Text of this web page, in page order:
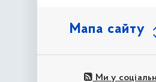
Мапа сайту
Ми у